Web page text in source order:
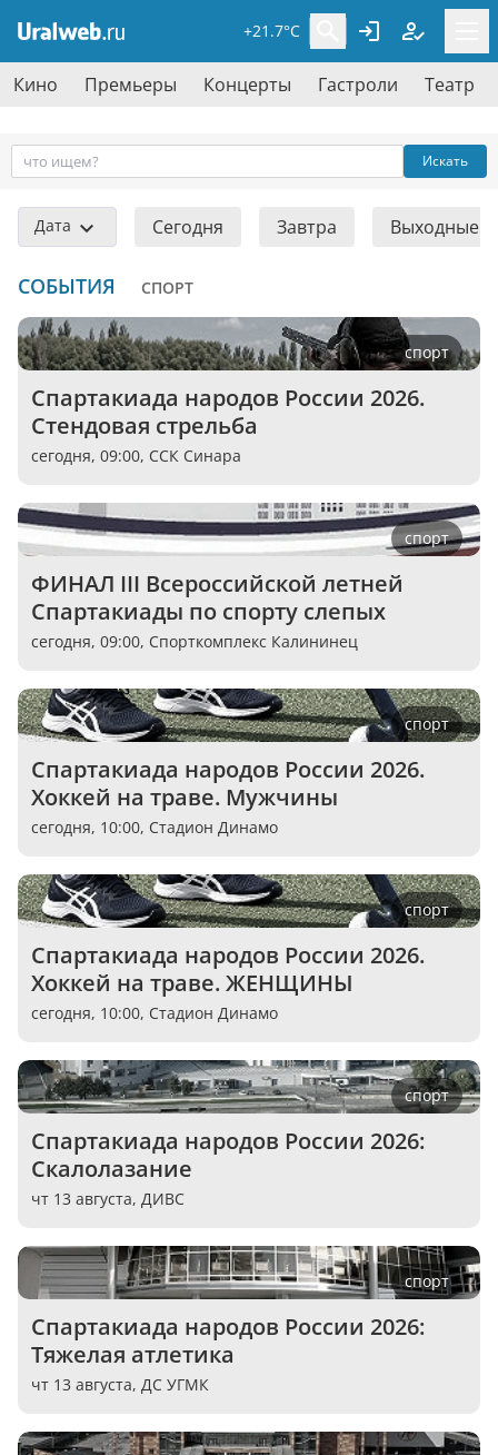
+21.7°C
Кино Премьеры Концерты Гастроли Театр
Искать
Дата Сегодня Завтра Выходные
СОБЫТИЯ СПОРТ
спорт
Спартакиада народов России 2026.
Стендовая стрельба
сегодня, 09:00, ССК Синара
спорт
ФИНАЛ III Всероссийской летней
Спартакиады по спорту слепых
сегодня, 09:00, Спорткомплекс Калининец
спорт
Спартакиада народов России 2026.
Хоккей на траве. Мужчины
сегодня, 10:00, Стадион Динамо
спорт
Спартакиада народов России 2026.
Хоккей на траве. ЖЕНЩИНЫ
сегодня, 10:00, Стадион Динамо
спорт
Спартакиада народов России 2026:
Скалолазание
чт 13 августа, ДИВС
спорт
Спартакиада народов России 2026:
Тяжелая атлетика
чт 13 августа, ДС УГМК